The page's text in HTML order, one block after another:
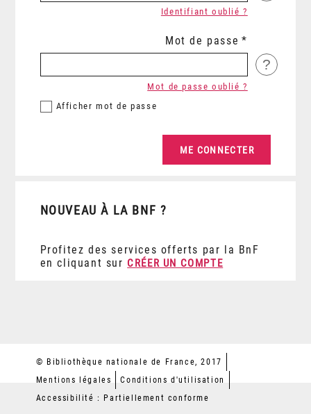
Identifiant oublié ?
Mot de passe
?
Afficher mot de passe
Mot de passe oublié ?
NOUVEAU À LA BNF ?
Profitez des services offerts par la BnF
en cliquant sur CRÉER UN COMPTE
© Bibliothèque nationale de France, 2017
Mentions légales
Conditions d'utilisation
Accessibilité : Partiellement conforme